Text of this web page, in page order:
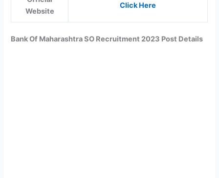
Website
Click Here
Bank Of Maharashtra SO Recruitment 2023 Post Details